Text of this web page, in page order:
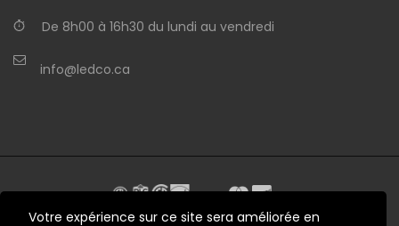
De 8h00 à 16h30 du lundi au vendredi
info@ledco.ca
Votre expérience sur ce site sera améliorée en